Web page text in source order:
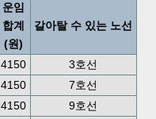
운임
합계
(원)
갈아탈 수 있는 노선
4150
3호선
4150
7호선
4150
9호선